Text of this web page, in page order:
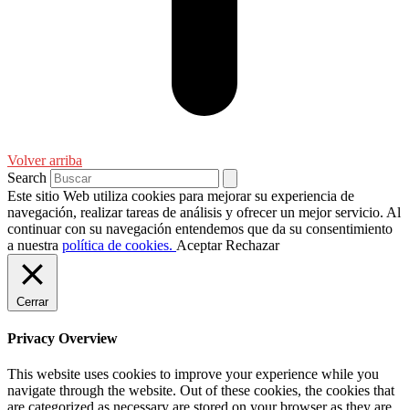
Volver arriba
Search
Este sitio Web utiliza cookies para mejorar su experiencia de
navegación, realizar tareas de análisis y ofrecer un mejor servicio. Al
continuar con su navegación entendemos que da su consentimiento
a nuestra política de cookies. Aceptar Rechazar
Cerrar
Privacy Overview
This website uses cookies to improve your experience while you
navigate through the website. Out of these cookies, the cookies that